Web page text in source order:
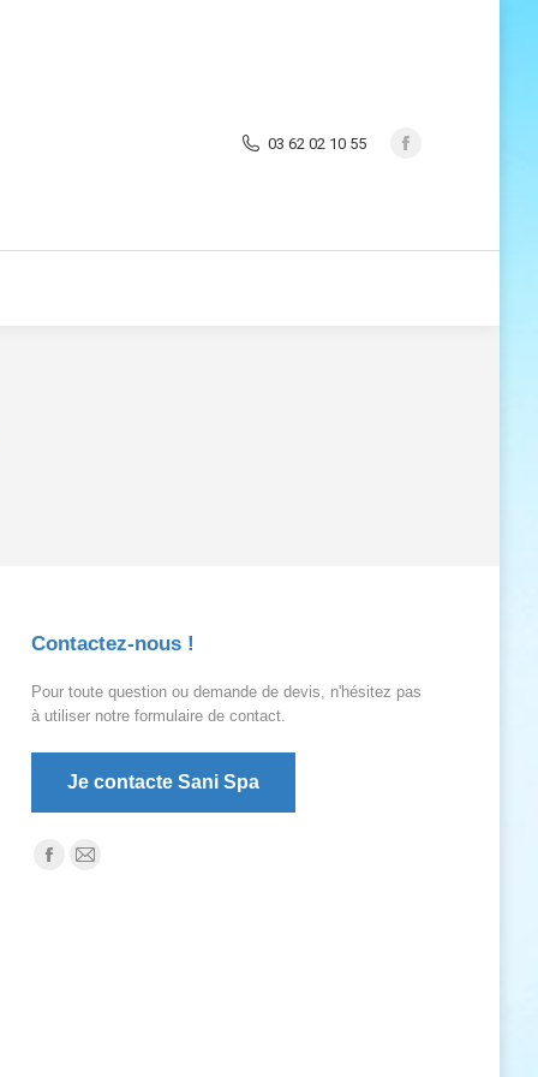
03 62 02 10 55
Contactez-nous !
Pour toute question ou demande de devis, n'hésitez pas
à utiliser notre formulaire de contact.
Je contacte Sani Spa
Trouvez nous sur :